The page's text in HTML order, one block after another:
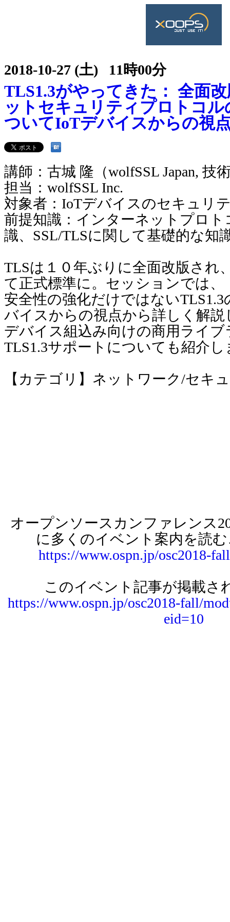
2018-10-27 (土) 11時00分
TLS1.3がやってきた： 全面
ットセキュリティプロトコル
ついてIoTデバイスからの視
講師：古城 隆（wolfSSL Japan, 技
担当：wolfSSL Inc.
対象者：IoTデバイスのセキュリ
前提知識：インターネットプロト
識、SSL/TLSに関して基礎的な知
TLSは１０年ぶりに全面改版され
て正式標準に。セッションでは、
安全性の強化だけではない
バイスからの視点から詳しく解説
デバイス組込み向けの商用ライブ
TLS1.3サポートについても紹介し
【カテゴリ】ネットワーク/セキ
オープンソースカンファレンス
に多くのイベント案内を読
https://www.ospn.jp/osc2018-
このイベント記事が掲載さ
https://www.ospn.jp/osc2018-fall/
eid=10